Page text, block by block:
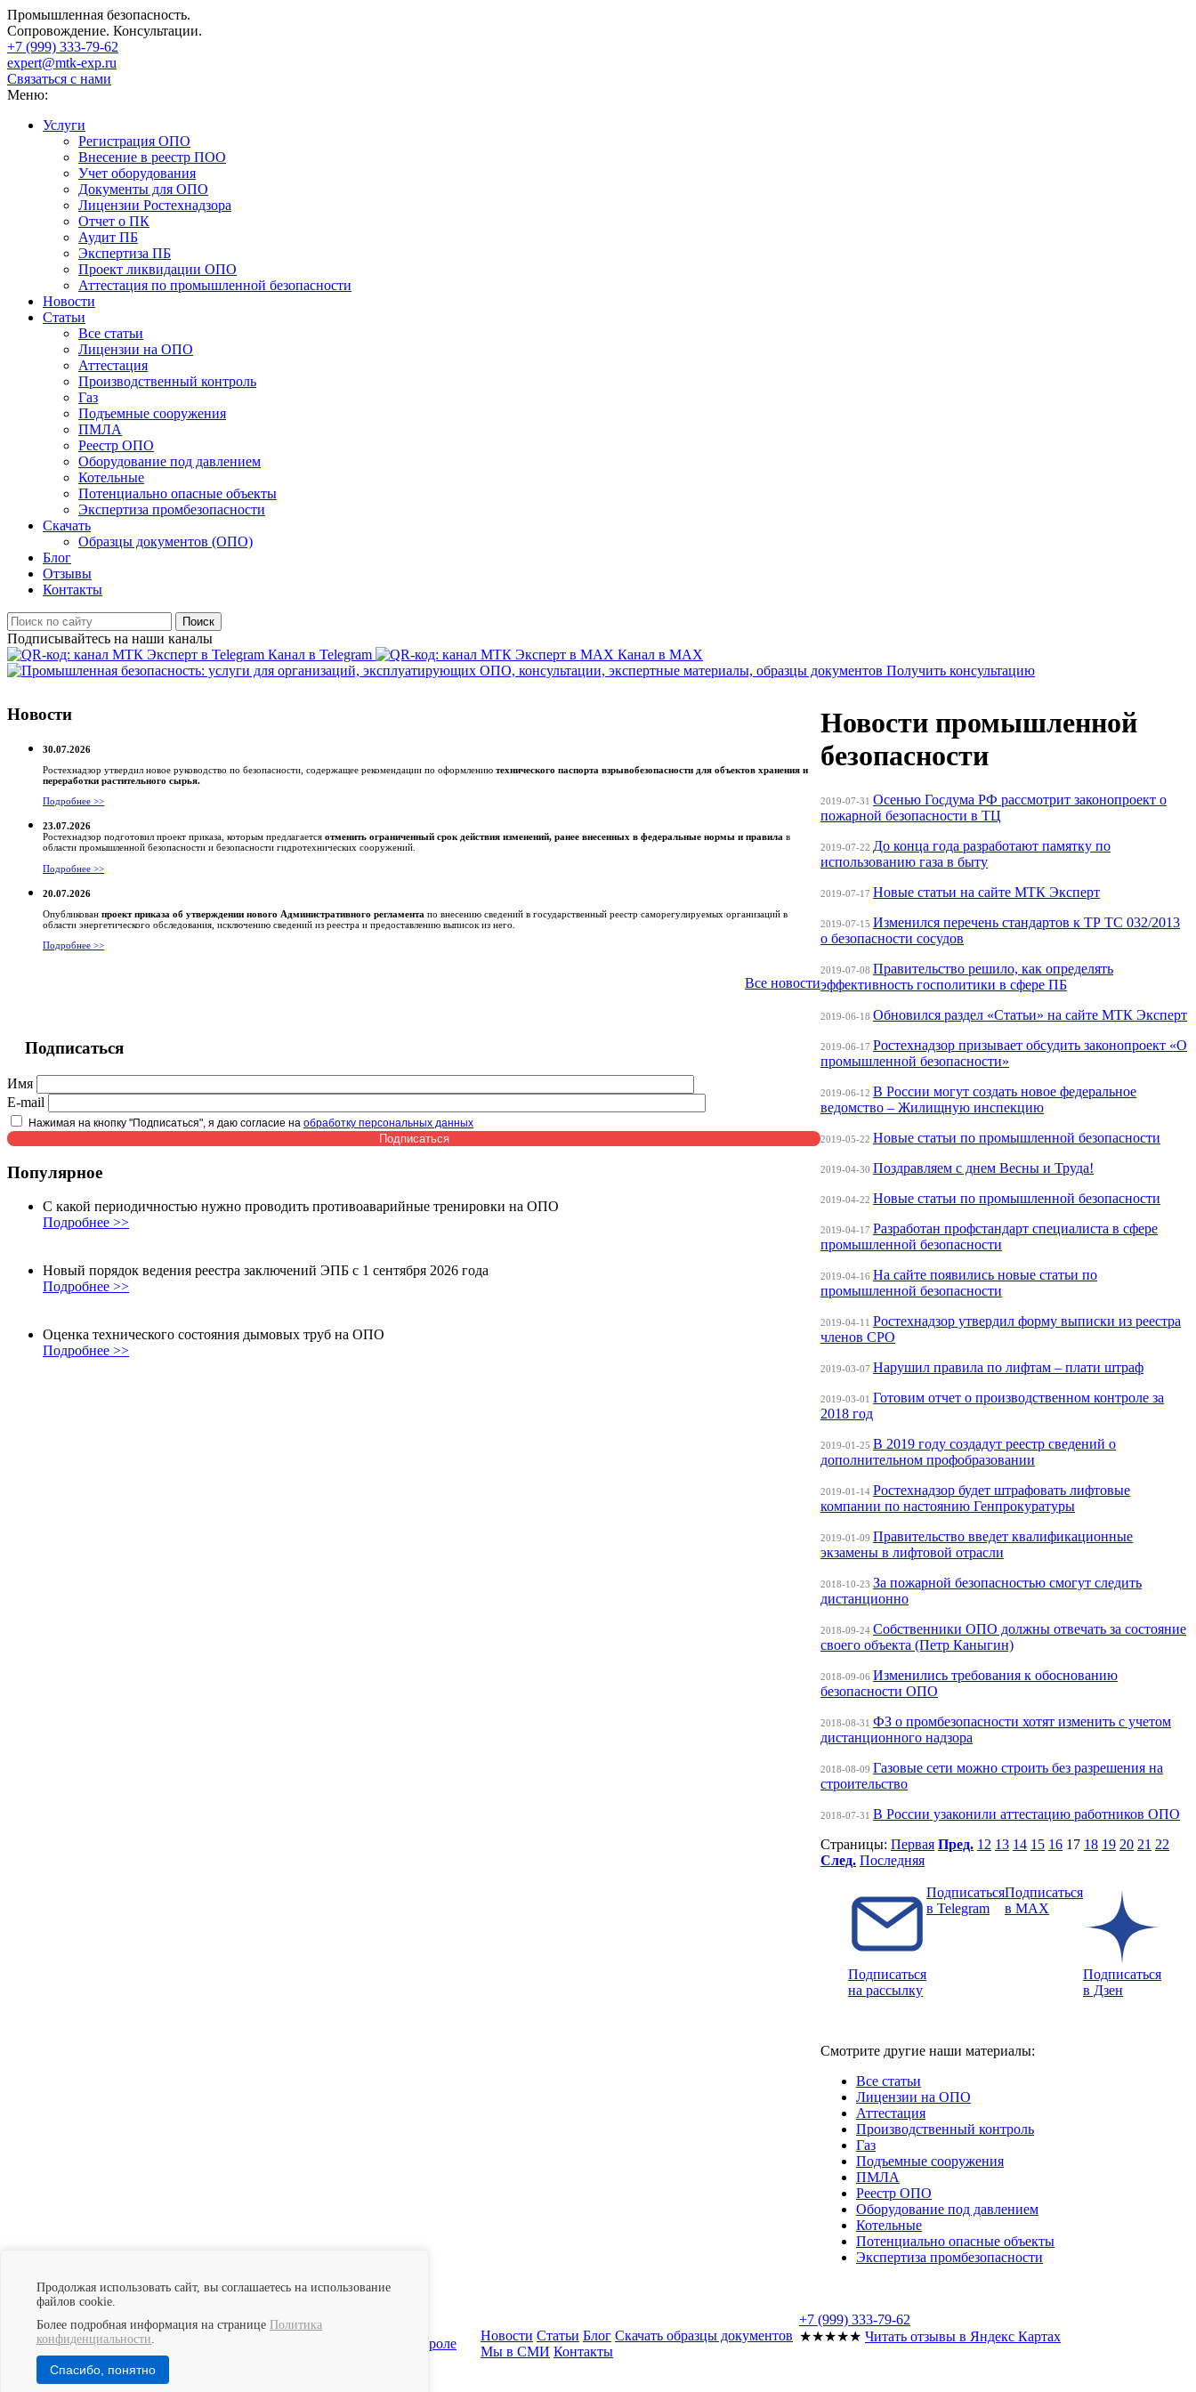
Промышленная безопасность.
Сопровождение. Консультации.
+7 (999) 333-79-62
expert@mtk-exp.ru
Связаться с нами
Меню:
Услуги
Регистрация ОПО
Внесение в реестр ПОО
Учет оборудования
Документы для ОПО
Лицензии Ростехнадзора
Отчет о ПК
Аудит ПБ
Экспертиза ПБ
Проект ликвидации ОПО
Аттестация по промышленной безопасности
Новости
Статьи
Все статьи
Лицензии на ОПО
Аттестация
Производственный контроль
Газ
Подъемные сооружения
ПМЛА
Реестр ОПО
Оборудование под давлением
Котельные
Потенциально опасные объекты
Экспертиза промбезопасности
Скачать
Образцы документов (ОПО)
Блог
Отзывы
Контакты
Поиск
Подписывайтесь на наши каналы
Канал в Telegram
Канал в MAX
Получить консультацию
Новости
30.07.2026
Ростехнадзор утвердил новое руководство по безопасности, содержащее рекомендации по оформлению технического паспорта взрывобезопасности для объектов хранения и
переработки растительного сырья.
Подробнее >>
23.07.2026
Ростехнадзор подготовил проект приказа, которым предлагается отменить ограниченный срок действия изменений, ранее внесенных в федеральные нормы и правила в
области промышленной безопасности и безопасности гидротехнических сооружений.
Подробнее >>
20.07.2026
Опубликован проект приказа об утверждении нового Административного регламента по внесению сведений в государственный реестр саморегулируемых организаций в
области энергетического обследования, исключению сведений из реестра и предоставлению выписок из него.
Подробнее >>
Все новости
Подписаться
Имя
E-mail
Нажимая на кнопку "Подписаться", я даю согласие на обработку персональных данных
Популярное
С какой периодичностью нужно проводить противоаварийные тренировки на ОПО
Подробнее >>
Новый порядок ведения реестра заключений ЭПБ с 1 сентября 2026 года
Подробнее >>
Оценка технического состояния дымовых труб на ОПО
Подробнее >>
Новости промышленной
безопасности
2019-07-31 Осенью Госдума РФ рассмотрит законопроект о
пожарной безопасности в ТЦ
2019-07-22 До конца года разработают памятку по
использованию газа в быту
2019-07-17 Новые статьи на сайте МТК Эксперт
2019-07-15 Изменился перечень стандартов к ТР ТС 032/2013
о безопасности сосудов
2019-07-08 Правительство решило, как определять
эффективность госполитики в сфере ПБ
2019-06-18 Обновился раздел «Статьи» на сайте МТК Эксперт
2019-06-17 Ростехнадзор призывает обсудить законопроект «О
промышленной безопасности»
2019-06-12 В России могут создать новое федеральное
ведомство – Жилищную инспекцию
2019-05-22 Новые статьи по промышленной безопасности
2019-04-30 Поздравляем с днем Весны и Труда!
2019-04-22 Новые статьи по промышленной безопасности
2019-04-17 Разработан профстандарт специалиста в сфере
промышленной безопасности
2019-04-16 На сайте появились новые статьи по
промышленной безопасности
2019-04-11 Ростехнадзор утвердил форму выписки из реестра
членов СРО
2019-03-07 Нарушил правила по лифтам – плати штраф
2019-03-01 Готовим отчет о производственном контроле за
2018 год
2019-01-25 В 2019 году создадут реестр сведений о
дополнительном профобразовании
2019-01-14 Ростехнадзор будет штрафовать лифтовые
компании по настоянию Генпрокуратуры
2019-01-09 Правительство введет квалификационные
экзамены в лифтовой отрасли
2018-10-23 За пожарной безопасностью смогут следить
дистанционно
2018-09-24 Собственники ОПО должны отвечать за состояние
своего объекта (Петр Каныгин)
2018-09-06 Изменились требования к обоснованию
безопасности ОПО
2018-08-31 ФЗ о промбезопасности хотят изменить с учетом
дистанционного надзора
2018-08-09 Газовые сети можно строить без разрешения на
строительство
2018-07-31 В России узаконили аттестацию работников ОПО
Страницы: Первая Пред. 12 13 14 15 16 17 18 19 20 21 22
След. Последняя
Подписаться
на рассылку
Подписаться
в Telegram
Подписаться
в MAX
Подписаться
в Дзен
Смотрите другие наши материалы:
Все статьи
Лицензии на ОПО
Аттестация
Производственный контроль
Газ
Подъемные сооружения
ПМЛА
Реестр ОПО
Оборудование под давлением
Котельные
Потенциально опасные объекты
Экспертиза промбезопасности
Нам доверяют
Регистрация ОПО Постановка на учет оборудования
Ростехнадзора Документы для ОПО
Отчет о производственном контроле
Экспертиза промышленной безопасности
Новости Статьи Блог Скачать образцы документов
Мы в СМИ Контакты
+7 (999) 333-79-62
★★★★★ Читать отзывы в Яндекс Картах
© 2013–2026 «МТК Эксперт». Все права защищены.
Продолжая использовать сайт, вы соглашаетесь на использование
файлов cookie.
Более подробная информация на странице Политика
конфиденциальности.
Спасибо, понятно